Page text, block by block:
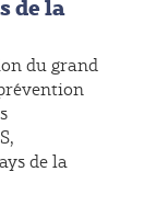
du grand
de la